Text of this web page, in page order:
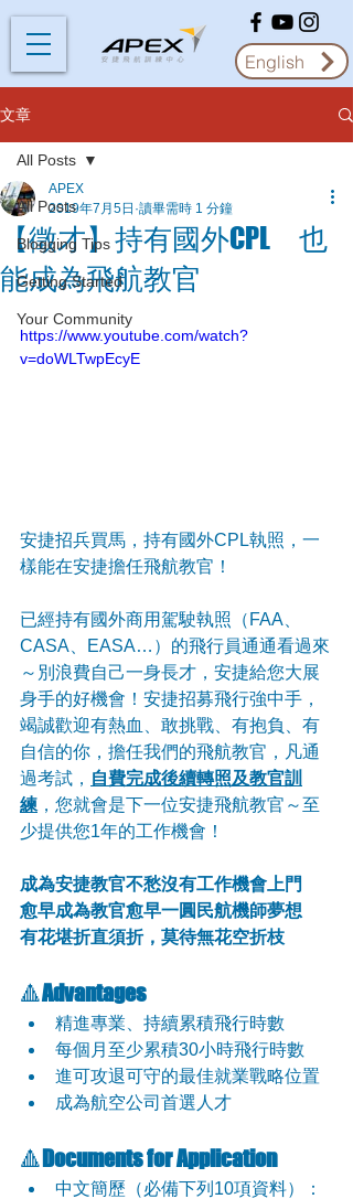
English
文章
All Posts
Blogging Tips
Getting Started
Your Community
All Posts
【徵才】持有國外CPL 也
能成為飛航教官
APEX
2019年7月5日 讀畢需時 1 分鐘
https://www.youtube.com/watch?
v=doWLTwpEcyE
安捷招兵買馬，持有國外CPL執照，一
樣能在安捷擔任飛航教官！
已經持有國外商用駕駛執照（FAA、
CASA、EASA…）的飛行員通通看過來
～別浪費自己一身長才，安捷給您大展
身手的好機會！安捷招募飛行強中手，
竭誠歡迎有熱血、敢挑戰、有抱負、有
自信的你，擔任我們的飛航教官，凡通
過考試， 自費完成後續轉照及教官訓
練 ，您就會是下一位安捷飛航教官～至
少提供您1年的工作機會！
成為安捷教官不愁沒有工作機會上門
愈早成為教官愈早一圓民航機師夢想
有花堪折直須折，莫待無花空折枝
🔺Advantages
️精進專業、持續累積飛行時數
️每個月至少累積30小時飛行時數
️進可攻退可守的最佳就業戰略位置
成為航空公司首選人才
🔺Documents for Application
️中文簡歷（必備下列10項資料）：